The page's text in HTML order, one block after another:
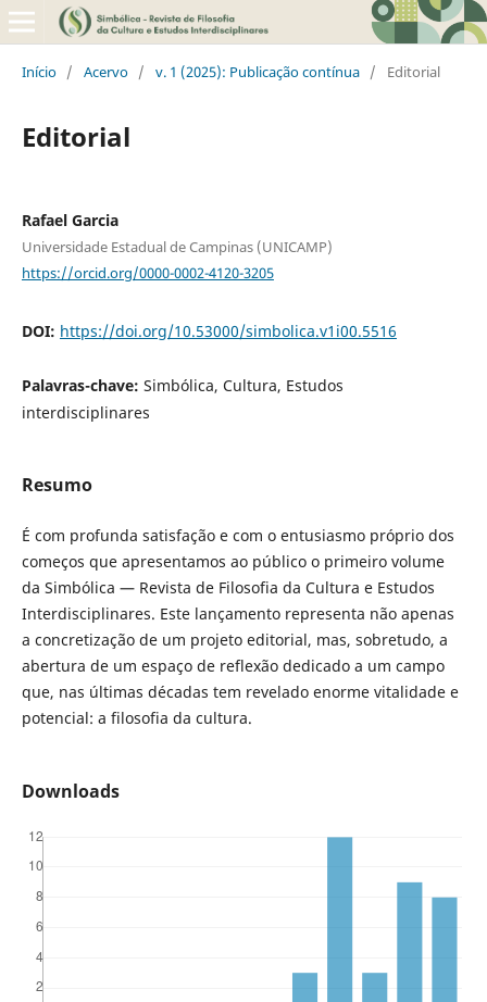
Início / Acervo / v. 1 (2025): Publicação contínua / Editorial
Editorial
Rafael Garcia
Universidade Estadual de Campinas (UNICAMP)
https://orcid.org/0000-0002-4120-3205
DOI: https://doi.org/10.53000/simbolica.v1i00.5516
Palavras-chave: Simbólica, Cultura, Estudos
interdisciplinares
Resumo
É com profunda satisfação e com o entusiasmo próprio dos
começos que apresentamos ao público o primeiro volume
da Simbólica — Revista de Filosofia da Cultura e Estudos
Interdisciplinares. Este lançamento representa não apenas
a concretização de um projeto editorial, mas, sobretudo, a
abertura de um espaço de reflexão dedicado a um campo
que, nas últimas décadas tem revelado enorme vitalidade e
potencial: a filosofia da cultura.
Downloads